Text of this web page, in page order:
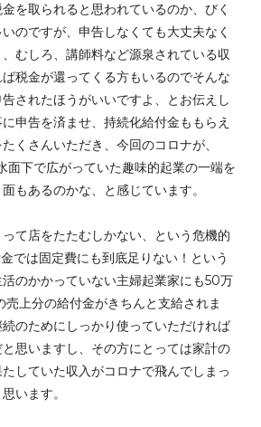
を取られると思われているのか、びく
のですが、申告しなくても大丈夫なく
むしろ、講師料など源泉されている収
税金が還ってくる方もいるのでそんな
されたほうがいいですよ、とお伝えし
申告を済ませ、持続化給付金ももらえ
くさんいただき、今回のコロナが、
面下で広がっていた趣味的起業の一端を
もあるのかな、と感じています。
て店をたたむしかない、という危機的
では固定費にも到底足りない！という
のかかっていない主婦起業家にも50万
上分の給付金がきちんと支給されま
のためにしっかり使っていただければ
思いますし、その方にとっては家計の
していた収入がコロナで飛んでしまっ
います。